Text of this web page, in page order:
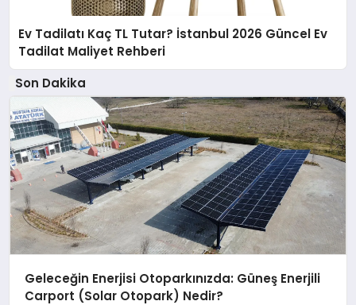
Ev Tadilatı Kaç TL Tutar? İstanbul 2026 Güncel Ev
Tadilat Maliyet Rehberi
Son Dakika
Geleceğin Enerjisi Otoparkınızda: Güneş Enerjili
Carport (Solar Otopark) Nedir?